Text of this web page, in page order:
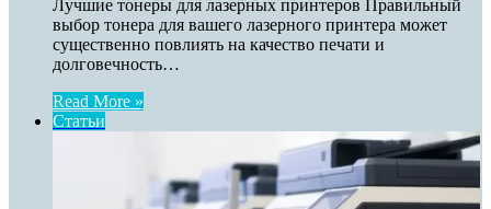
Лучшие тонеры для лазерных принтеров Правильный
выбор тонера для вашего лазерного принтера может
существенно повлиять на качество печати и
долговечность…
Read More »
Статьи